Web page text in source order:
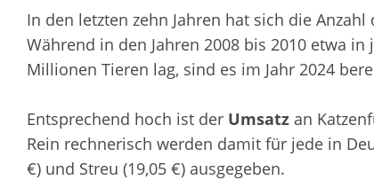
In den letzten zehn Jahren hat sich die
Während in den Jahren 2008 bis 2010 etwa
Millionen Tieren lag, sind es im Jahr 2024
Entsprechend hoch ist der Umsatz an
Rein rechnerisch werden damit für jede in
€) und Streu (19,05 €) ausgegeben.